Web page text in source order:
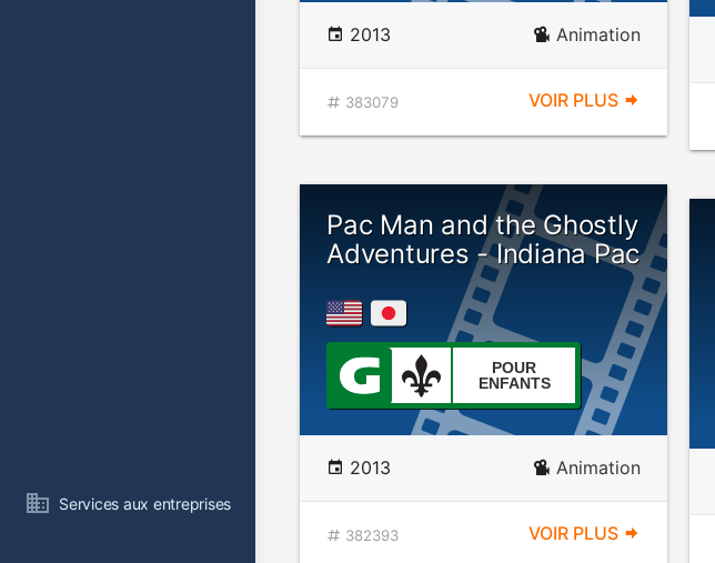
Services aux entreprises
2013 Animation
383079 VOIR PLUS
Pac Man and the Ghostly
Adventures - Indiana Pac
POUR
ENFANTS
2013 Animation
382393 VOIR PLUS